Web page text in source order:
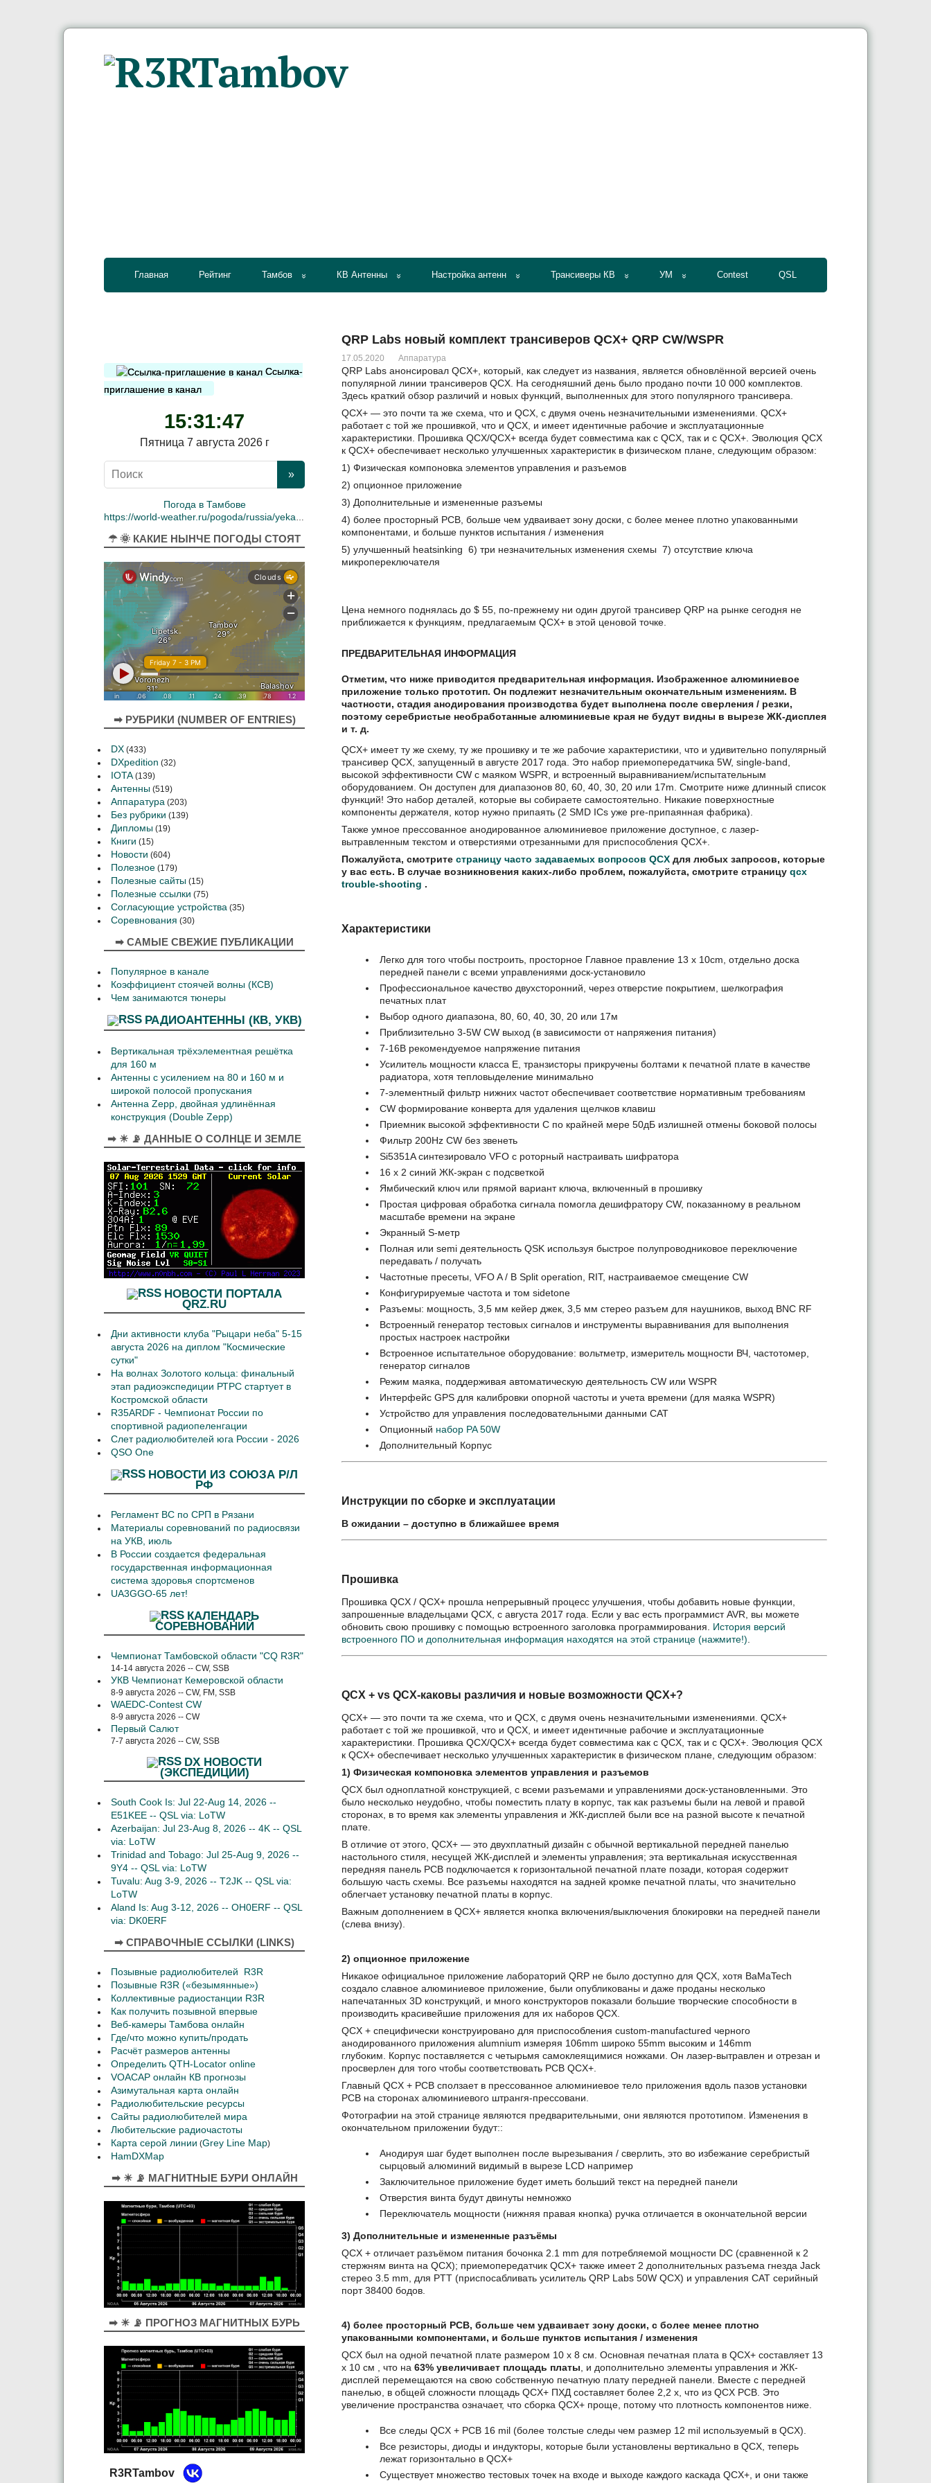
Главная Рейтинг Тамбов КВ Антенны Настройка антенн Трансиверы КВ УМ Contest QSL
QRP Labs новый комплект трансиверов QCX+ QRP CW/WSPR
17.05.2020 Аппаратура
QRP Labs анонсировал QCX+, который, как следует из названия, является обновлённой версией очень
популярной линии трансиверов QCX. На сегодняшний день было продано почти 10 000 комплектов.
Здесь краткий обзор различий и новых функций, выполненных для этого популярного трансивера.
QCX+ — это почти та же схема, что и QCX, с двумя очень незначительными изменениями. QCX+
работает с той же прошивкой, что и QCX, и имеет идентичные рабочие и эксплуатационные
характеристики. Прошивка QCX/QCX+ всегда будет совместима как с QCX, так и с QCX+. Эволюция QCX
к QCX+ обеспечивает несколько улучшенных характеристик в физическом плане, следующим образом:
1) Физическая компоновка элементов управления и разъемов
2) опционное приложение
3) Дополнительные и измененные разъемы
4) более просторный PCB, больше чем удваивает зону доски, с более менее плотно упакованными
компонентами, и больше пунктов испытания / изменения
5) улучшенный heatsinking 6) три незначительных изменения схемы 7) отсутствие ключа
микропереключателя
Цена немного поднялась до $ 55, по-прежнему ни один другой трансивер QRP на рынке сегодня не
приближается к функциям, предлагаемым QCX+ в этой ценовой точке.
ПРЕДВАРИТЕЛЬНАЯ ИНФОРМАЦИЯ
Отметим, что ниже приводится предварительная информация. Изображенное алюминиевое
приложение только прототип. Он подлежит незначительным окончательным изменениям. В
частности, стадия анодирования производства будет выполнена после сверления / резки,
поэтому серебристые необработанные алюминиевые края не будут видны в вырезе ЖК-дисплея
и т. д.
QCX+ имеет ту же схему, ту же прошивку и те же рабочие характеристики, что и удивительно популярный
трансивер QCX, запущенный в августе 2017 года. Это набор приемопередатчика 5W, single-band,
высокой эффективности CW с маяком WSPR, и встроенный выравниванием/испытательным
оборудованием. Он доступен для диапазонов 80, 60, 40, 30, 20 или 17m. Смотрите ниже длинный список
функций! Это набор деталей, которые вы собираете самостоятельно. Никакие поверхностные
компоненты держателя, котор нужно припаять (2 SMD ICs уже pre-припаянная фабрика).
Также умное прессованное анодированное алюминиевое приложение доступное, с лазер-
вытравленным текстом и отверстиями отрезанными для приспособления QCX+.
Пожалуйста, смотритестраницу часто задаваемых вопросов QCXдля любых запросов, которые
у вас есть. В случае возникновения каких-либо проблем, пожалуйста, смотрите страницуqcx
trouble-shooting .
Характеристики
Легко для того чтобы построить, просторное Главное правление 13 x 10cm, отдельно доска
передней панели с всеми управлениями доск-установило
Профессиональное качество двухсторонний, через отверстие покрытием, шелкография
печатных плат
Выбор одного диапазона, 80, 60, 40, 30, 20 или 17м
Приблизительно 3-5W CW выход (в зависимости от напряжения питания)
7-16В рекомендуемое напряжение питания
Усилитель мощности класса Е, транзисторы прикручены болтами к печатной плате в качестве
радиатора, хотя тепловыделение минимально
7-элементный фильтр нижних частот обеспечивает соответствие нормативным требованиям
CW формирование конверта для удаления щелчков клавиш
Приемник высокой эффективности С по крайней мере 50дБ излишней отмены боковой полосы
Фильтр 200Hz CW без звенеть
Si5351A синтезировало VFO с роторный настраивать шифратора
16 x 2 синий ЖК-экран с подсветкой
Ямбический ключ или прямой вариант ключа, включенный в прошивку
Простая цифровая обработка сигнала помогла дешифратору CW, показанному в реальном
масштабе времени на экране
Экранный S-метр
Полная или semi деятельность QSK используя быстрое полупроводниковое переключение
передавать / получать
Частотные пресеты, VFO A / B Split operation, RIT, настраиваемое смещение CW
Конфигурируемые частота и том sidetone
Разъемы: мощность, 3,5 мм кейер джек, 3,5 мм стерео разъем для наушников, выход BNC RF
Встроенный генератор тестовых сигналов и инструменты выравнивания для выполнения
простых настроек настройки
Встроенное испытательное оборудование: вольтметр, измеритель мощности ВЧ, частотомер,
генератор сигналов
Режим маяка, поддерживая автоматическую деятельность CW или WSPR
Интерфейс GPS для калибровки опорной частоты и учета времени (для маяка WSPR)
Устройство для управления последовательными данными CAT
Опционный набор PA 50W
Дополнительный Корпус
Инструкции по сборке и эксплуатации
В ожидании – доступно в ближайшее время
Прошивка
Прошивка QCX / QCX+ прошла непрерывный процесс улучшения, чтобы добавить новые функции,
запрошенные владельцами QCX, с августа 2017 года. Если у вас есть программист AVR, вы можете
обновить свою прошивку с помощью встроенного заголовка программирования. История версий
встроенного ПО и дополнительная информация находятся на этой странице (нажмите!)
QCX + vs QCX-каковы различия и новые возможности QCX+?
QCX+ — это почти та же схема, что и QCX, с двумя очень незначительными изменениями. QCX+
работает с той же прошивкой, что и QCX, и имеет идентичные рабочие и эксплуатационные
характеристики. Прошивка QCX/QCX+ всегда будет совместима как с QCX, так и с QCX+. Эволюция QCX
к QCX+ обеспечивает несколько улучшенных характеристик в физическом плане, следующим образом:
1) Физическая компоновка элементов управления и разъемов
QCX был одноплатной конструкцией, с всеми разъемами и управлениями доск-установленными. Это
было несколько неудобно, чтобы поместить плату в корпус, так как разъемы были на левой и правой
сторонах, в то время как элементы управления и ЖК-дисплей были все на разной высоте к печатной
плате.
В отличие от этого, QCX+ — это двухплатный дизайн с обычной вертикальной передней панелью
настольного стиля, несущей ЖК-дисплей и элементы управления; эта вертикальная искусственная
передняя панель PCB подключается к горизонтальной печатной плате позади, которая содержит
большую часть схемы. Все разъемы находятся на задней кромке печатной платы, что значительно
облегчает установку печатной платы в корпус.
Важным дополнением в QCX+ является кнопка включения/выключения блокировки на передней панели
(слева внизу).
2) опционное приложение
Никакое официальное приложение лабораторий QRP не было доступно для QCX, хотя BaMaTech
создало славное алюминиевое приложение, были опубликованы и даже проданы несколько
напечатанных 3D конструкций, и много конструкторов показали большие творческие способности в
производить красивейшие приложения для их наборов QCX.
QCX + специфически конструировано для приспособления custom-manufactured черного
анодированного приложения alumnium измеряя 106mm широко 55mm высоким и 146mm
глубоким. Корпус поставляется с четырьмя самоклеящимися ножками. Он лазер-вытравлен и отрезан и
просверлен для того чтобы соответствовать PCB QCX+.
Главный QCX + PCB сползает в прессованное алюминиевое тело приложения вдоль пазов установки
PCB на сторонах алюминиевого штрангя-прессовани.
Фотографии на этой странице являются предварительными, они являются прототипом. Изменения в
окончательном приложении будут::
Анодируя шаг будет выполнен после вырезывания / сверлить, это во избежание серебристый
сырцовый алюминий видимый в вырезе LCD например
Заключительное приложение будет иметь больший текст на передней панели
Отверстия винта будут двинуты немножко
Переключатель мощности (нижняя правая кнопка) ручка отличается в окончательной версии
3) Дополнительные и измененные разъёмы
QCX + отличает разъёмом питания бочонка 2.1 mm для потребляемой мощности DC (сравненной к 2
стержням винта на QCX); приемопередатчик QCX+ также имеет 2 дополнительных разъема гнезда Jack
стерео 3.5 mm, для PTT (приспосабливать усилитель QRP Labs 50W QCX) и управления CAT серийный
порт 38400 бодов.
4) более просторный PCB, больше чем удваивает зону доски, с более менее плотно
упакованными компонентами, и больше пунктов испытания / изменения
QCX был на одной печатной плате размером 10 x 8 см. Основная печатная плата в QCX+ составляет 13
x 10 см , что на63% увеличивает площадь платы , и дополнительно элементы управления и ЖК-
дисплей перемещаются на свою собственную печатную плату передней панели. Вместе с передней
панелью, в общей сложности площадь QCX+ ПХД составляет более 2,2 х, что из QCX PCB. Это
увеличение пространства означает, что сборка QCX+ проще, потому что плотность компонентов ниже.
Все следы QCX + PCB 16 mil (более толстые следы чем размер 12 mil используемый в QCX).
Все резисторы, диоды и индукторы, которые были установлены вертикально в QCX, теперь
лежат горизонтально в QCX+
Существует множество тестовых точек на входе и выходе каждого каскада QCX+, и они также
Ссылка-
приглашение в канал
15:31:48
Пятница 7 августа 2026 г
Погода в Тамбове
https://world-weather.ru/pogoda/russia/yekaterinburg/
☂ 🌞 КАКИЕ НЫНЧЕ ПОГОДЫ СТОЯТ
➡ РУБРИКИ (NUMBER OF ENTRIES)
DX (433)
DXpedition (32)
IOTA (139)
Антенны (519)
Аппаратура (203)
Без рубрики (139)
Дипломы (19)
Книги (15)
Новости (604)
Полезное (179)
Полезные сайты (15)
Полезные ссылки (75)
Согласующие устройства (35)
Соревнования (30)
➡ САМЫЕ СВЕЖИЕ ПУБЛИКАЦИИ
Популярное в канале
Коэффициент стоячей волны (КСВ)
Чем занимаются тюнеры
РАДИОАНТЕННЫ (КВ, УКВ)
Вертикальная трёхэлементная решётка
для 160 м
Антенны с усилением на 80 и 160 м и
широкой полосой пропускания
Антенна Zepp, двойная удлинённая
конструкция (Double Zepp)
➡ ☀ 📡 ДАННЫЕ О СОЛНЦЕ И ЗЕМЛЕ
НОВОСТИ ПОРТАЛА
QRZ.RU
Дни активности клуба "Рыцари неба" 5-15
августа 2026 на диплом "Космические
сутки"
На волнах Золотого кольца: финальный
этап радиоэкспедиции РТРС стартует в
Костромской области
R35ARDF - Чемпионат России по
спортивной радиопеленгации
Слет радиолюбителей юга России - 2026
QSO One
НОВОСТИ ИЗ СОЮЗА Р/Л
РФ
Регламент ВС по СРП в Рязани
Материалы соревнований по радиосвязи
на УКВ, июль
В России создается федеральная
государственная информационная
система здоровья спортсменов
UA3GGO-65 лет!
КАЛЕНДАРЬ
СОРЕВНОВАНИЙ
Чемпионат Тамбовской области "CQ R3R"
14-14 августа 2026 -- CW, SSB
УКВ Чемпионат Кемеровской области
8-9 августа 2026 -- CW, FM, SSB
WAEDC-Contest CW
8-9 августа 2026 -- CW
Первый Салют
7-7 августа 2026 -- CW, SSB
DX НОВОСТИ
(ЭКСПЕДИЦИИ)
South Cook Is: Jul 22-Aug 14, 2026 --
E51KEE -- QSL via: LoTW
Azerbaijan: Jul 23-Aug 8, 2026 -- 4K -- QSL
via: LoTW
Trinidad and Tobago: Jul 25-Aug 9, 2026 --
9Y4 -- QSL via: LoTW
Tuvalu: Aug 3-9, 2026 -- T2JK -- QSL via:
LoTW
Aland Is: Aug 3-12, 2026 -- OH0ERF -- QSL
via: DK0ERF
➡ СПРАВОЧНЫЕ ССЫЛКИ (LINKS)
Позывные радиолюбителей R3R
Позывные R3R («безымянные»)
Коллективные радиостанции R3R
Как получить позывной впервые
Веб-камеры Тамбова онлайн
Где/что можно купить/продать
Расчёт размеров антенны
Определить QTH-Locator online
VOACAP онлайн КВ прогнозы
Азимутальная карта онлайн
Радиолюбительские ресурсы
Сайты радиолюбителей мира
Любительские радиочастоты
Карта серой линии (Grey Line Map)
HamDXMap
➡ ☀ 📡 МАГНИТНЫЕ БУРИ ОНЛАЙН
➡ ☀ 📡 ПРОГНОЗ МАГНИТНЫХ БУРЬ
R3RTambov